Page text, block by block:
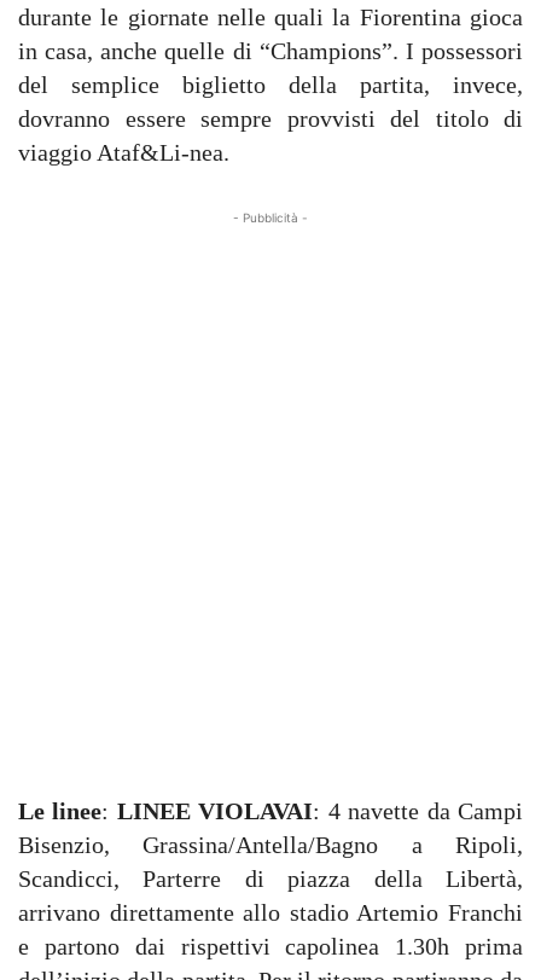
durante le giornate nelle quali la Fiorentina gioca
in casa, anche quelle di “Champions”. I possessori
del semplice biglietto della partita, invece,
dovranno essere sempre provvisti del titolo di
viaggio Ataf&Li-nea.
- Pubblicità -
Le linee: LINEE VIOLAVAI: 4 navette da Campi
Bisenzio, Grassina/Antella/Bagno a Ripoli,
Scandicci, Parterre di piazza della Libertà,
arrivano direttamente allo stadio Artemio Franchi
e partono dai rispettivi capolinea 1.30h prima